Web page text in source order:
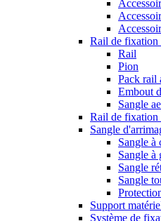
Rail de fixation
Rail
Pion
Pack rail
Embout
Sangle
Rail de fixation
Sangle
Sangle à
Sangle à
Sangle
Sangle
Support
Système de